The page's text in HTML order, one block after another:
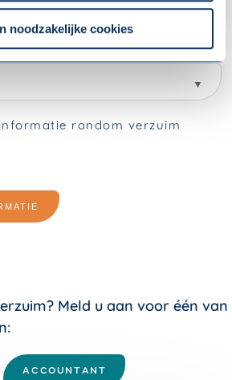
te wijzigen, klikt u op
noodzakelijke cookies
Meld u aan voor één van
ACCOUNTANT